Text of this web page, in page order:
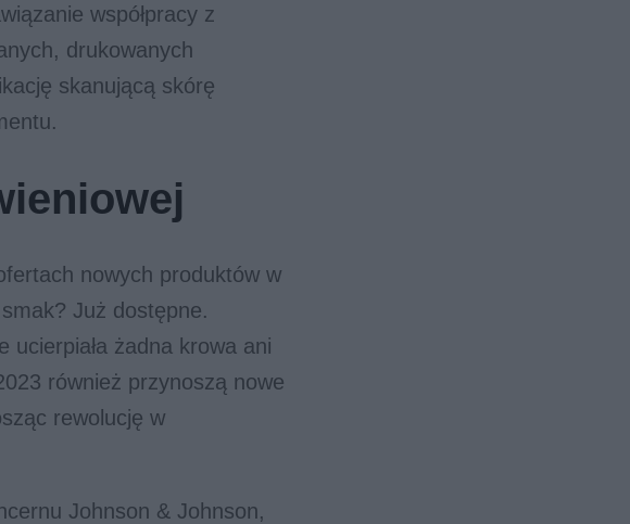
współpracy z
drukowanych
skanującą skórę
nowych produktów w
Już dostępne.
ucierpiała żadna krowa ani
również przynoszą nowe
rewolucję w
Johnson & Johnson,